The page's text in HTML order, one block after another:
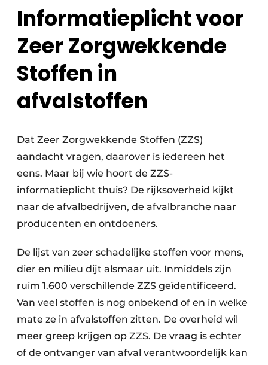
Informatieplicht voor
Zeer Zorgwekkende
Stoffen in
afvalstoffen
Dat Zeer Zorgwekkende Stoffen (ZZS)
aandacht vragen, daarover is iedereen het
eens. Maar bij wie hoort de ZZS-
informatieplicht thuis? De rijksoverheid kijkt
naar de afvalbedrijven, de afvalbranche naar
producenten en ontdoeners.
De lijst van zeer schadelijke stoffen voor mens,
dier en milieu dijt alsmaar uit. Inmiddels zijn
ruim 1.600 verschillende ZZS geïdentificeerd.
Van veel stoffen is nog onbekend of en in welke
mate ze in afvalstoffen zitten. De overheid wil
meer greep krijgen op ZZS. De vraag is echter
of de ontvanger van afval verantwoordelijk kan